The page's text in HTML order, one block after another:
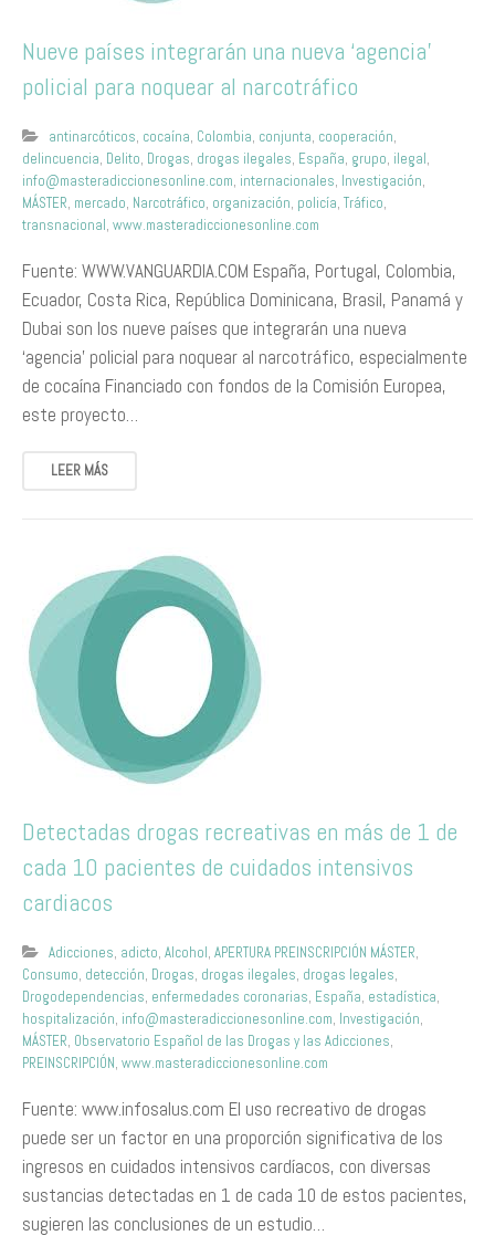
Nueve países integrarán una nueva ‘agencia’
policial para noquear al narcotráfico
antinarcóticos, cocaína, Colombia, conjunta, cooperación,
delincuencia, Delito, Drogas, drogas ilegales, España, grupo, ilegal,
info@masteradiccionesonline.com, internacionales, Investigación,
MÁSTER, mercado, Narcotráfico, organización, policía, Tráfico,
transnacional, www.masteradiccionesonline.com
Fuente: WWW.VANGUARDIA.COM España, Portugal, Colombia,
Ecuador, Costa Rica, República Dominicana, Brasil, Panamá y
Dubai son los nueve países que integrarán una nueva
‘agencia’ policial para noquear al narcotráfico, especialmente
de cocaína Financiado con fondos de la Comisión Europea,
este proyecto…
LEER MÁS
Detectadas drogas recreativas en más de 1 de
cada 10 pacientes de cuidados intensivos
cardiacos
Adicciones, adicto, Alcohol, APERTURA PREINSCRIPCIÓN MÁSTER,
Consumo, detección, Drogas, drogas ilegales, drogas legales,
Drogodependencias, enfermedades coronarias, España, estadística,
hospitalización, info@masteradiccionesonline.com, Investigación,
MÁSTER, Observatorio Español de las Drogas y las Adicciones,
PREINSCRIPCIÓN, www.masteradiccionesonline.com
Fuente: www.infosalus.com El uso recreativo de drogas
puede ser un factor en una proporción significativa de los
ingresos en cuidados intensivos cardíacos, con diversas
sustancias detectadas en 1 de cada 10 de estos pacientes,
sugieren las conclusiones de un estudio…